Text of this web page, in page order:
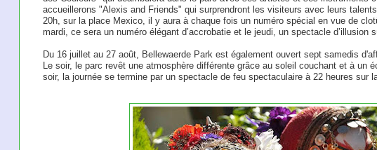
accueillerons "Alexis and Friends" qui surprendront les visiteurs avec leurs
20h, sur la place Mexico, il y aura à chaque fois un numéro spécial en vue de
mardi, ce sera un numéro élégant d’accrobatie et le jeudi, un spectacle d’illusion
Du 16 juillet au 27 août, Bellewaerde Park est également ouvert sept samedis
Le soir, le parc revêt une atmosphère différente grâce au soleil couchant et à un
soir, la journée se termine par un spectacle de feu spectaculaire à 22 heures sur